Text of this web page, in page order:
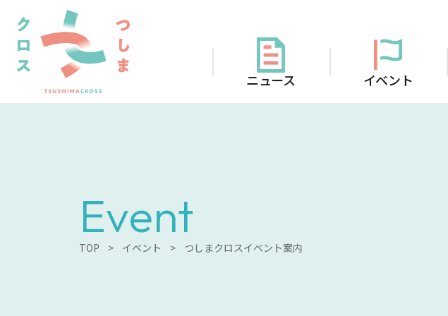
ニュース イベント
Event
TOP > イベント > つしまクロスイベント案内